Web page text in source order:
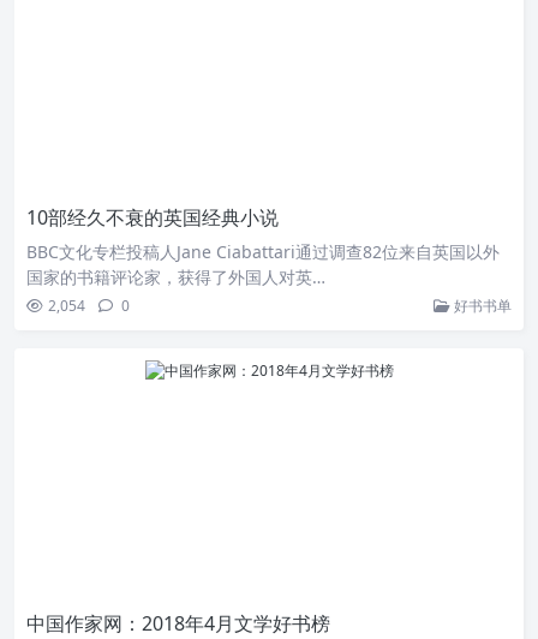
10部经久不衰的英国经典小说
BBC文化专栏投稿人Jane Ciabattari通过调查82位来自英国以外
国家的书籍评论家，获得了外国人对英…
2,054 0 好书书单
中国作家网：2018年4月文学好书榜